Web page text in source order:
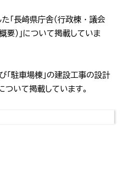
長崎県庁舎（行政棟・議会
要）」について掲載していま
駐車場棟」の建設工事の設計
いて掲載しています。